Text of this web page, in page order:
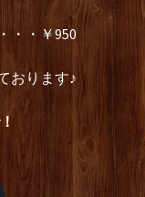
・・￥950
おります♪